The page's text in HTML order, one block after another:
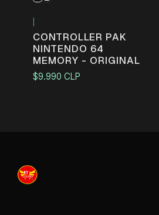
CONTROLLER PAK
NINTENDO 64
MEMORY - ORIGINAL
$9.990 CLP